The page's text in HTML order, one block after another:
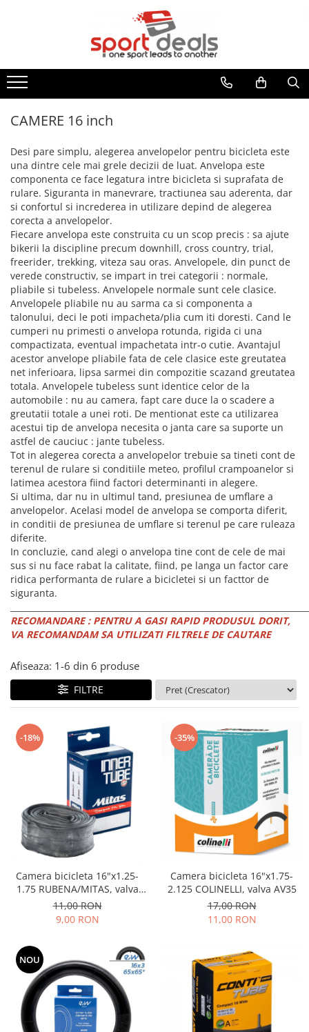
BICICLETE MOUNTAIN BIKE
BICICLETE MTB-HT
BICICLETE MTB-FS
FAT BIKE
BICICLETE BMX/DIRT
BICICLETE ORAS-TREKKING
BICICLETE PLIABILE
BICICLETE ELECTRICE
BICICLETE COPII
24" (varsta peste 10 ani)
20" (varsta 7-10 ani)
18" (varsta 5-7 ani)
16" (varsta 4-6 ani)
14" (varsta 3-5 ani)
12" (varsta 2-4 ani)
BALANCE BIKE (varsta 2-3 ani)
ACCESORII/COMPONENTE
ACCESORII BICICLETE
ACCESORII TELEFON
DEGRESANTI
APARATORI NOROI
BIDONASE/SUPORTI
CICLOCOMPUTERE/CEASURI/GPS
CRICURI
ROTI AJUTATOARE
INTRETINERE
LUMINI
POMPE
PORTBAGAJE / COSURI
SCULE DEPANARE
SONERII
ALTE ACCESORII
SUPORTI/STANDURI
SCAUNE COPII
COMPONENTE
ANVELOPE SI CAMERE
CADRE SI PIESE
DIRECTIE
FRANE
FURCI SI AMORTIZOARE
PEDALE SI ACCESORII
PIESE E-BIKE
ROTI SI PIESE
RULMENTI
SEI SI COMPONENTE
TRANSMISIE
PEDALIERE
ECHIPAMENT CICLISM
CASTI CICLISM
GENTI/COBURI/ BORSETE
BORSETE
RUCSACI
COSTUME TRIATLON
IMBRACAMINTE
BLUZE
INCALZITOARE
JACHETE
PANTALONI
TRICOURI
VESTE
HANORACE
INCALTAMINTE
HUSE PANTOFI
PANTOFI CASUAL
PANTOFI CICLISM
MANUSI
OCHELARI
LENTILE
OCHELARI CASUAL
OCHELARI CICLISM
PROTECTII/ARMURI
ARMURI
PROTECTII COATE
PROTECTII GENUNCHI
ALTE PROTECTII
RECUPERARE SI INGRIJIRE
SEPCI /CACIULI / BANDANE
BANDANE
CACIULI
MASTI/CAGULE
BENZI DE ALERGARE
BICICLETE FITNESS
APARATE MULTIFUNCTIONALE
SIMULATOARE VASLIT
GANTERE/BARE/DISCURI
BARE GREUTATI
BARE TRACTIUNI
DISCURI
GANTERE
GREUTATI INCHEIETURI
KETTLEBELL
ACCESORII FITNESS
PROSOAPE FITNESS/YOGA
BANDAJE/PROTECTII/RECUPERARE
FLEXORI
SALTELE/COVOARE/PAVAJE
SPORT FIT
MASAJ
ARTICOLE INOT
ACCESORII
CASTI INOT
COSTUME DE BAIE
PAPUCI
OCHELARI INOT
PLUTE INOT
VESTE INOT
TENIS
SPORTURI DE IARNA
TRAMBULINE
OUTDOOR
MOBILITATE URBANA
TROTINETE ELECTRICE
TROTINETE
ACCESORII TROTINETE
CAMERE TROTINETE
PIESE TROTINETE
ROLE
CAMERE 16 inch
Desi pare simplu, alegerea anvelopelor pentru bicicleta este
una dintre cele mai grele decizii de luat. Anvelopa este
componenta ce face legatura intre bicicleta si suprafata de
rulare. Siguranta in manevrare, tractiunea sau aderenta, dar
si confortul si increderea in utilizare depind de alegerea
corecta a anvelopelor.
Fiecare anvelopa este construita cu un scop precis : sa ajute
bikerii la discipline precum downhill, cross country, trial,
freerider, trekking, viteza sau oras. Anvelopele, din punct de
verede constructiv, se impart in trei categorii : normale,
pliabile si tubeless. Anvelopele normale sunt cele clasice.
Anvelopele pliabile nu au sarma ca si componenta a
talonului, deci le poti impacheta/plia cum iti doresti. Cand le
cumperi nu primesti o anvelopa rotunda, rigida ci una
compactizata, eventual impachetata intr-o cutie. Avantajul
acestor anvelope pliabile fata de cele clasice este greutatea
net inferioara, lipsa sarmei din compozitie scazand greutatea
totala. Anvelopele tubeless sunt identice celor de la
automobile : nu au camera, fapt care duce la o scadere a
greutatii totale a unei roti. De mentionat este ca utilizarea
acestui tip de anvelopa necesita o janta care sa suporte un
astfel de cauciuc : jante tubeless.
Tot in alegerea corecta a anvelopelor trebuie sa tineti cont de
terenul de rulare si conditiile meteo, profilul crampoanelor si
latimea acestora fiind factori determinanti in alegere.
Si ultima, dar nu in ultimul tand, presiunea de umflare a
anvelopelor. Acelasi model de anvelopa se comporta diferit,
in conditii de presiunea de umflare si terenul pe care ruleaza
diferite.
In concluzie, cand alegi o anvelopa tine cont de cele de mai
sus si nu face rabat la calitate, fiind, pe langa un factor care
ridica performanta de rulare a bicicletei si un facttor de
siguranta.
RECOMANDARE : PENTRU A GASI RAPID PRODUSUL DORIT,
VA RECOMANDAM SA UTILIZATI FILTRELE DE CAUTARE
Afiseaza: 1-6 din 6 produse
FILTRE
-18%
Camera bicicleta 16"x1.25-
1.75 RUBENA/MITAS, valva
AV35
11,00 RON
9,00 RON
-35%
Camera bicicleta 16"x1.75-
2.125 COLINELLI, valva AV35
17,00 RON
11,00 RON
NOU